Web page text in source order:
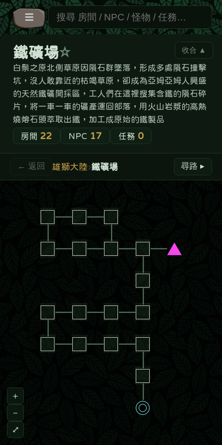
☰
鐵礦場
白鬃之原北側草原因隕石群墜落，形成多處隕石撞擊
坑，沒人敢靠近的枯竭草原，卻成為亞姆亞姆人興盛
的天然鐵礦開採區，工人們在這裡搜集含鐵的隕石碎
片，將一車一車的礦產運回部落，用火山岩漿的高熱
燒熔石頭萃取出鐵，加工成原始的鐵製品
房間22 NPC17 任務0
← 返回 雄獅大陸›鐵礦場 尋路 ▸
□─□─□
□─□─□─□─▲
□
□─□─□─□
□─□─□─□
□
◎
＋
－
⤢
尋找路徑
起 點地圖房
終 點地圖房
⚐ 尋找